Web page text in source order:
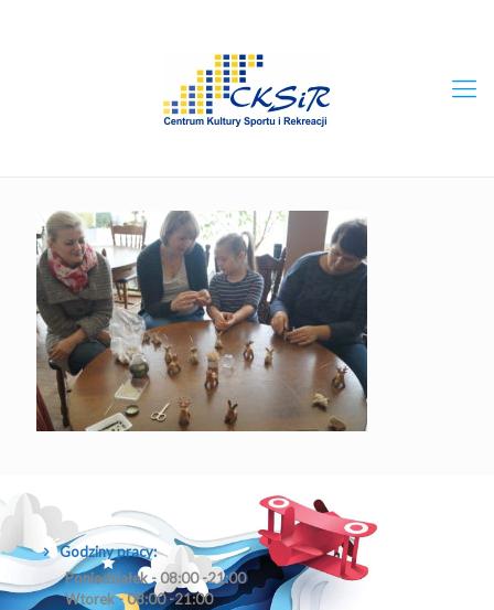
Godziny pracy:
Poniedziałek - 08:00 -21:00
Wtorek - 08:00 -21:00